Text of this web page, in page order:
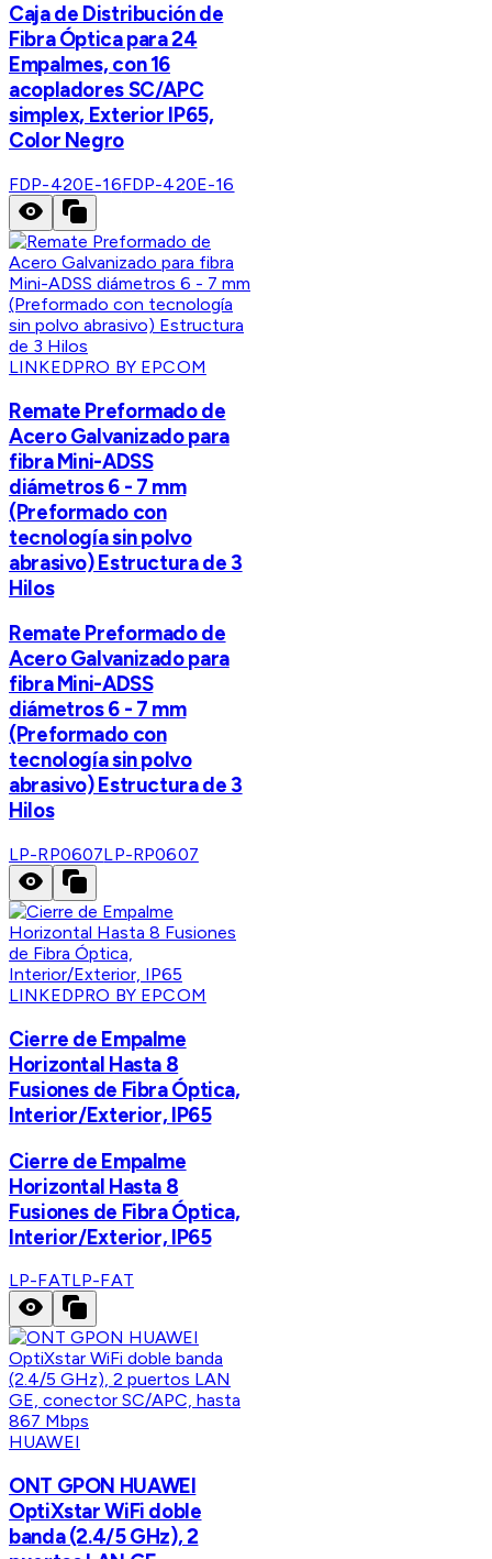
Caja de Distribución de
Fibra Óptica para 24
Empalmes, con 16
acopladores SC/APC
simplex, Exterior IP65,
Color Negro
FDP-420E-16FDP-420E-16
LINKEDPRO BY EPCOM
Remate Preformado de
Acero Galvanizado para
fibra Mini-ADSS
diámetros 6 - 7 mm
(Preformado con
tecnología sin polvo
abrasivo) Estructura de 3
Hilos
Remate Preformado de
Acero Galvanizado para
fibra Mini-ADSS
diámetros 6 - 7 mm
(Preformado con
tecnología sin polvo
abrasivo) Estructura de 3
Hilos
LP-RP0607LP-RP0607
LINKEDPRO BY EPCOM
Cierre de Empalme
Horizontal Hasta 8
Fusiones de Fibra Óptica,
Interior/Exterior, IP65
Cierre de Empalme
Horizontal Hasta 8
Fusiones de Fibra Óptica,
Interior/Exterior, IP65
LP-FATLP-FAT
HUAWEI
ONT GPON HUAWEI
OptiXstar WiFi doble
banda (2.4/5 GHz), 2